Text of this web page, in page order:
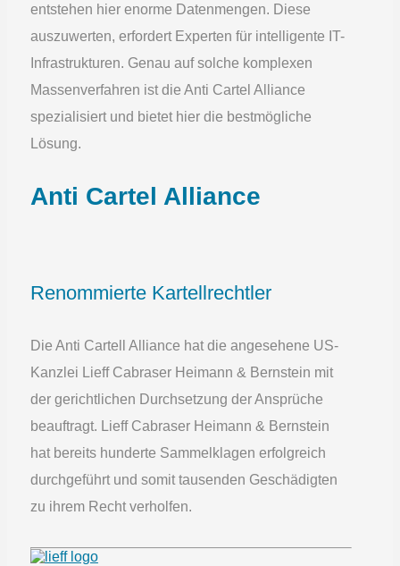
entstehen hier enorme Datenmengen. Diese
auszuwerten, erfordert Experten für intelligente IT-
Infrastrukturen. Genau auf solche komplexen
Massenverfahren ist die Anti Cartel Alliance
spezialisiert und bietet hier die bestmögliche
Lösung.
Anti Cartel Alliance
Renommierte Kartellrechtler
Die Anti Cartell Alliance hat die angesehene US-
Kanzlei Lieff Cabraser Heimann & Bernstein mit
der gerichtlichen Durchsetzung der Ansprüche
beauftragt. Lieff Cabraser Heimann & Bernstein
hat bereits hunderte Sammelklagen erfolgreich
durchgeführt und somit tausenden Geschädigten
zu ihrem Recht verholfen.